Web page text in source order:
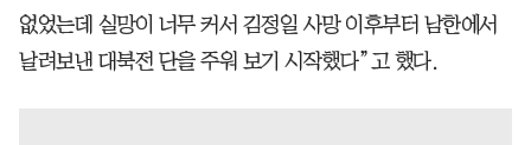
없었는데 실망이 너무 커서 김정일 사망 이후부터 남한에서
날려보낸 대북전 단을 주워 보기 시작했다”고 했다.